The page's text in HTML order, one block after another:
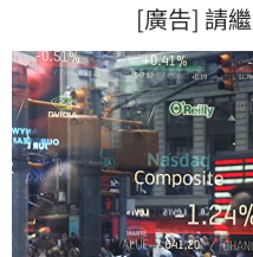
[廣告] 請